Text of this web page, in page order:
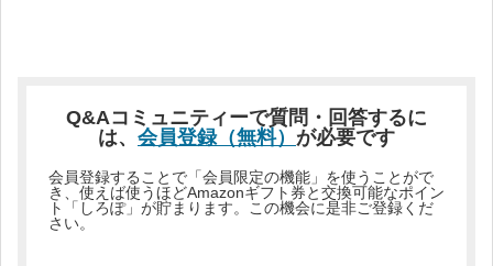
Q&Aコミュニティーで質問・回答するに
は、 会員登録（無料） が必要です
会員登録することで「会員限定の機能」を使うことがで
き、使えば使うほどAmazonギフト券と交換可能なポイン
ト「しろぽ」が貯まります。この機会に是非ご登録くだ
さい。